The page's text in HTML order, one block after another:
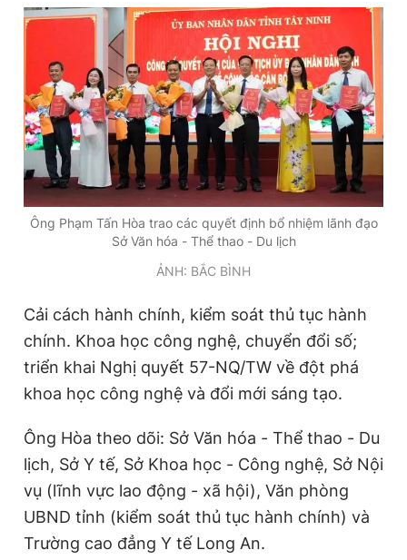
Ông Phạm Tấn Hòa trao các quyết định bổ nhiệm lãnh đạo
Sở Văn hóa - Thể thao - Du lịch
ẢNH: BẮC BÌNH
Cải cách hành chính, kiểm soát thủ tục hành
chính. Khoa học công nghệ, chuyển đổi số;
triển khai Nghị quyết 57-NQ/TW về đột phá
khoa học công nghệ và đổi mới sáng tạo.
Ông Hòa theo dõi: Sở Văn hóa - Thể thao - Du
lịch, Sở Y tế, Sở Khoa học - Công nghệ, Sở Nội
vụ (lĩnh vực lao động - xã hội), Văn phòng
UBND tỉnh (kiểm soát thủ tục hành chính) và
Trường cao đẳng Y tế Long An.